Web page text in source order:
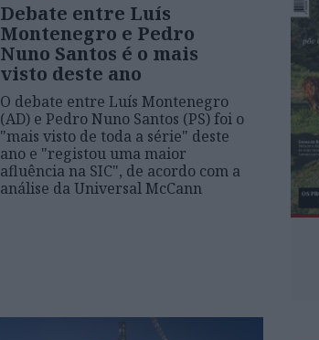
Debate entre Luís
Montenegro e Pedro
Nuno Santos é o mais
visto deste ano
O debate entre Luís Montenegro
(AD) e Pedro Nuno Santos (PS) foi o
"mais visto de toda a série" deste
ano e "registou uma maior
afluência na SIC", de acordo com a
análise da Universal McCann